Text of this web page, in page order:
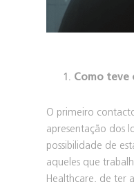
Como teve
O primeiro
apresentação dos
possibilidade de
aqueles que
Healthcare, de ter